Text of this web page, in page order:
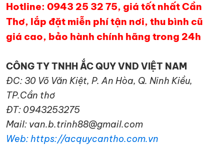
Hotline: 0943 25 32 75, giá tốt nhất Cần
Thơ, lắp đặt miễn phí tận nơi, thu bình cũ
giá cao, bảo hành chính hãng trong 24h
CÔNG TY TNHH ẮC QUY VND VIỆT NAM
ĐC: 30 Võ Văn Kiệt, P. An Hòa, Q. Ninh Kiều,
TP.Cần thơ
ĐT: 0943253275
Mail: van.b.trinh88@gmail.com
Web: https://acquycantho.com.vn